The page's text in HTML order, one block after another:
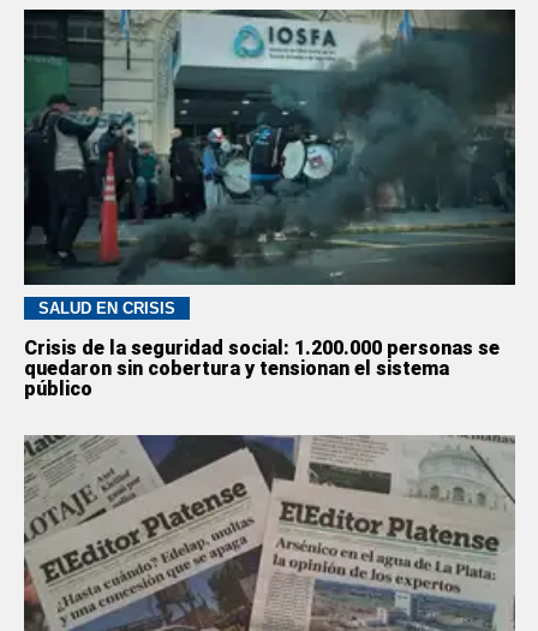
SALUD EN CRISIS
Crisis de la seguridad social: 1.200.000 personas se
quedaron sin cobertura y tensionan el sistema
público